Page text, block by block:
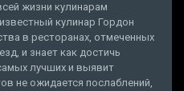
жизни кулинарам
кулинар Гордон
в ресторанах, отмеченных
и знает как достичь
лучших и выявит
не ожидается послаблений,